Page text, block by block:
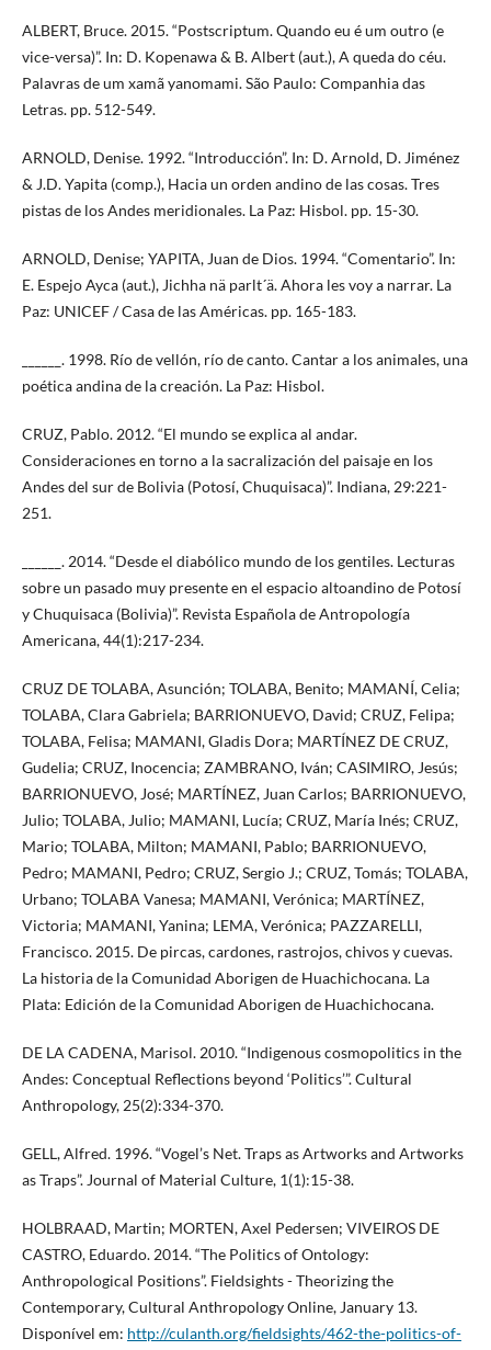
ALBERT, Bruce. 2015. “Postscriptum. Quando eu é um outro (e
vice-versa)”. In: D. Kopenawa & B. Albert (aut.), A queda do céu.
Palavras de um xamã yanomami. São Paulo: Companhia das
Letras. pp. 512-549.
ARNOLD, Denise. 1992. “Introducción”. In: D. Arnold, D. Jiménez
& J.D. Yapita (comp.), Hacia un orden andino de las cosas. Tres
pistas de los Andes meridionales. La Paz: Hisbol. pp. 15-30.
ARNOLD, Denise; YAPITA, Juan de Dios. 1994. “Comentario”. In:
E. Espejo Ayca (aut.), Jichha nä parlt´ä. Ahora les voy a narrar. La
Paz: UNICEF / Casa de las Américas. pp. 165-183.
______. 1998. Río de vellón, río de canto. Cantar a los animales, una
poética andina de la creación. La Paz: Hisbol.
CRUZ, Pablo. 2012. “El mundo se explica al andar.
Consideraciones en torno a la sacralización del paisaje en los
Andes del sur de Bolivia (Potosí, Chuquisaca)”. Indiana, 29:221-
251.
______. 2014. “Desde el diabólico mundo de los gentiles. Lecturas
sobre un pasado muy presente en el espacio altoandino de Potosí
y Chuquisaca (Bolivia)”. Revista Española de Antropología
Americana, 44(1):217-234.
CRUZ DE TOLABA, Asunción; TOLABA, Benito; MAMANÍ, Celia;
TOLABA, Clara Gabriela; BARRIONUEVO, David; CRUZ, Felipa;
TOLABA, Felisa; MAMANI, Gladis Dora; MARTÍNEZ DE CRUZ,
Gudelia; CRUZ, Inocencia; ZAMBRANO, Iván; CASIMIRO, Jesús;
BARRIONUEVO, José; MARTÍNEZ, Juan Carlos; BARRIONUEVO,
Julio; TOLABA, Julio; MAMANI, Lucía; CRUZ, María Inés; CRUZ,
Mario; TOLABA, Milton; MAMANI, Pablo; BARRIONUEVO,
Pedro; MAMANI, Pedro; CRUZ, Sergio J.; CRUZ, Tomás; TOLABA,
Urbano; TOLABA Vanesa; MAMANI, Verónica; MARTÍNEZ,
Victoria; MAMANI, Yanina; LEMA, Verónica; PAZZARELLI,
Francisco. 2015. De pircas, cardones, rastrojos, chivos y cuevas.
La historia de la Comunidad Aborigen de Huachichocana. La
Plata: Edición de la Comunidad Aborigen de Huachichocana.
DE LA CADENA, Marisol. 2010. “Indigenous cosmopolitics in the
Andes: Conceptual Reflections beyond ‘Politics’”. Cultural
Anthropology, 25(2):334-370.
GELL, Alfred. 1996. “Vogel’s Net. Traps as Artworks and Artworks
as Traps”. Journal of Material Culture, 1(1):15-38.
HOLBRAAD, Martin; MORTEN, Axel Pedersen; VIVEIROS DE
CASTRO, Eduardo. 2014. “The Politics of Ontology:
Anthropological Positions”. Fieldsights - Theorizing the
Contemporary, Cultural Anthropology Online, January 13.
Disponível em: http://culanth.org/fieldsights/462-the-politics-of-